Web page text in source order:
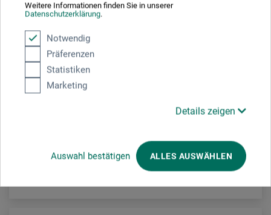
Weitere Informationen finden Sie in unserer
Datenschutzerklärung.
Notwendig
Präferenzen
Statistiken
Marketing
Details zeigen
Auswahl bestätigen ALLES AUSWÄHLEN
Adam Wieland
Niveau-Ausgleichs-Füße